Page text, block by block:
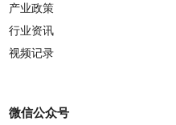
产业政策
行业资讯
视频记录
微信公众号